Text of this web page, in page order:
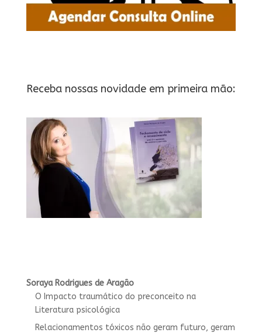
Receba nossas novidade em primeira mão:
Soraya Rodrigues de Aragão
O Impacto traumático do preconceito na
Literatura psicológica
Relacionamentos tóxicos não geram futuro, geram